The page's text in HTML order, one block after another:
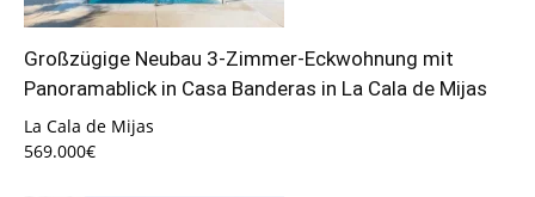
Großzügige Neubau 3-Zimmer-Eckwohnung mit
Panoramablick in Casa Banderas in La Cala de Mijas
La Cala de Mijas
569.000€